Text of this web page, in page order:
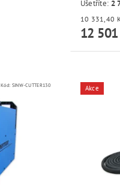
Ušetříte: 2
12
Kód: SINW-CUTTER130 Akce